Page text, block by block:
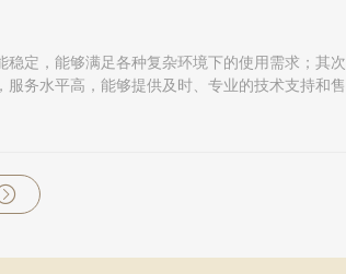
定，能够满足各种复杂环境下的使用需求；其
务水平高，能够提供及时、专业的技术支持和售